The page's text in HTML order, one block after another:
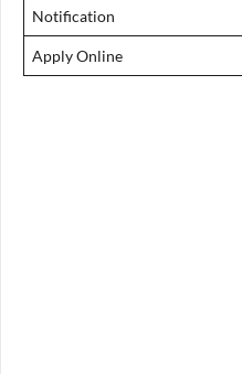
Notification
Apply Online